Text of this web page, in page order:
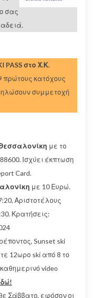
σας
PASS στο Χ.Κ.
πρώτους κατόχους
συμμετοχή
με το
Ισχύει έκπτωση
Card.
με 10 Ευρώ.
Αριστοτέλους
Κρατήσεις:
Sunset ski
12ωρο ski από 8 το
video
Σάββατο, εφόσον οι